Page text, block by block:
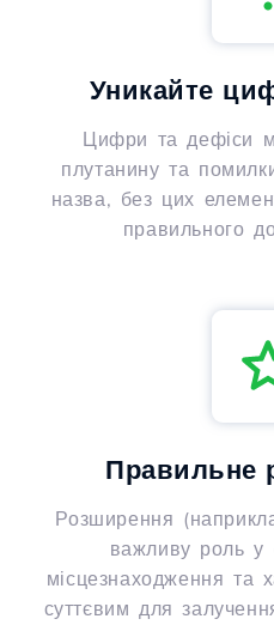
Уникайте
Цифри та дефіси
плутанину та
назва, без цих
правильного
Правильне
Розширення
важливу роль у
місцезнаходження та
суттєвим для